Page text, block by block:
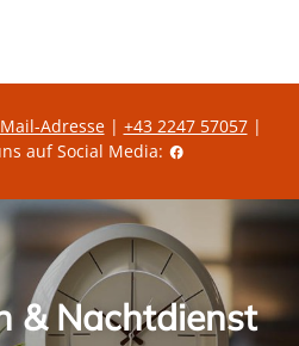
Adresse| +43 2247 57057|
auf Social Media:
& Nachtdienst